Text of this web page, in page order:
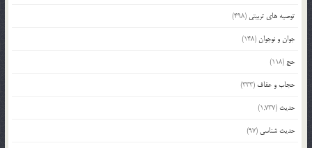
توصیه های تربیتی (498)
جوان و نوجوان(148)
حج (118)
حجاب و عفاف (333)
حدیث (1,737)
حدیث شناسی (97)